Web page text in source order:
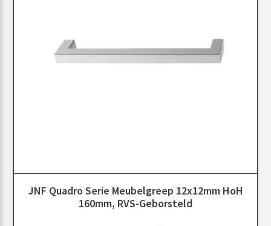
JNF Quadro Serie Meubelgreep 12x12mm HoH
160mm, RVS-Geborsteld